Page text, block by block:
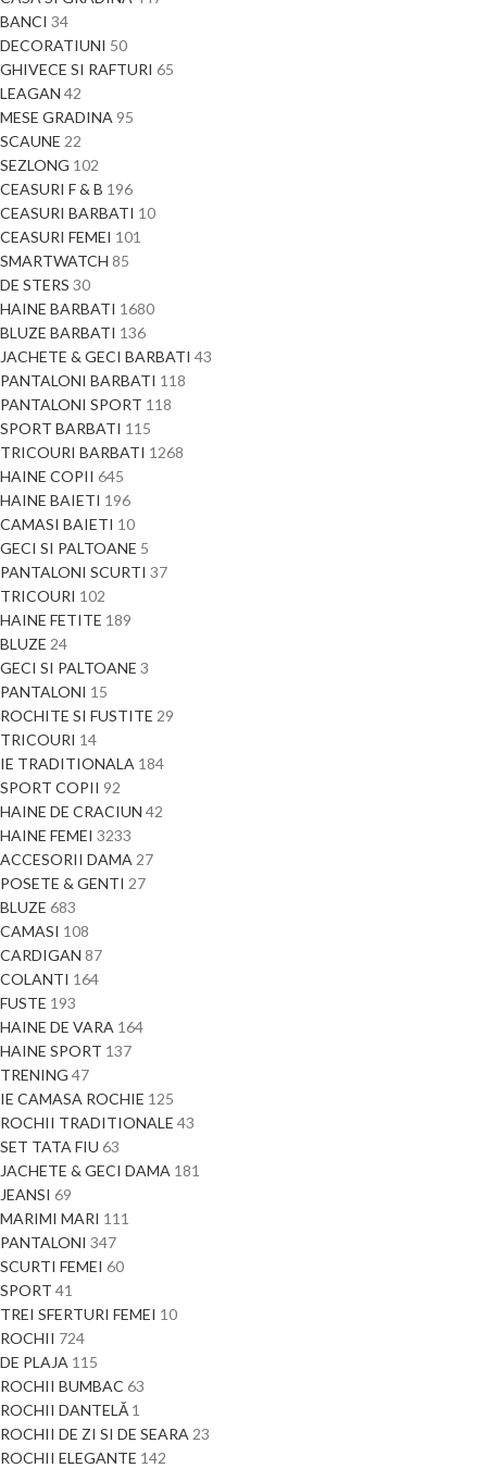
BANCI 34
DECORATIUNI 50
GHIVECE SI RAFTURI 65
LEAGAN 42
MESE GRADINA 95
SCAUNE 22
SEZLONG 102
CEASURI F & B 196
CEASURI BARBATI 10
CEASURI FEMEI 101
SMARTWATCH 85
DE STERS 30
HAINE BARBATI 1680
BLUZE BARBATI 136
JACHETE & GECI BARBATI 43
PANTALONI BARBATI 118
PANTALONI SPORT 118
SPORT BARBATI 115
TRICOURI BARBATI 1268
HAINE COPII 645
HAINE BAIETI 196
CAMASI BAIETI 10
GECI SI PALTOANE 5
PANTALONI SCURTI 37
TRICOURI 102
HAINE FETITE 189
BLUZE 24
GECI SI PALTOANE 3
PANTALONI 15
ROCHITE SI FUSTITE 29
TRICOURI 14
IE TRADITIONALA 184
SPORT COPII 92
HAINE DE CRACIUN 42
HAINE FEMEI 3233
ACCESORII DAMA 27
POSETE & GENTI 27
BLUZE 683
CAMASI 108
CARDIGAN 87
COLANTI 164
FUSTE 193
HAINE DE VARA 164
HAINE SPORT 137
TRENING 47
IE CAMASA ROCHIE 125
ROCHII TRADITIONALE 43
SET TATA FIU 63
JACHETE & GECI DAMA 181
JEANSI 69
MARIMI MARI 111
PANTALONI 347
SCURTI FEMEI 60
SPORT 41
TREI SFERTURI FEMEI 10
ROCHII 724
DE PLAJA 115
ROCHII BUMBAC 63
ROCHII DANTELĂ 1
ROCHII DE ZI SI DE SEARA 23
ROCHII ELEGANTE 142